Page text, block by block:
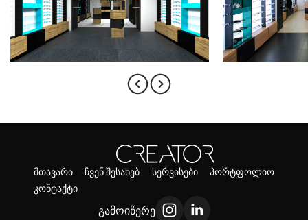
მთავარი ჩვენ შესახებ სერვისები
პორტფოლიო
კონტაქტი
გამოიწერე